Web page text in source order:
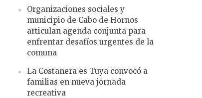
Organizaciones sociales y
municipio de Cabo de Hornos
articulan agenda conjunta para
enfrentar desafíos urgentes de la
comuna
La Costanera es Tuya convocó a
familias en nueva jornada
recreativa